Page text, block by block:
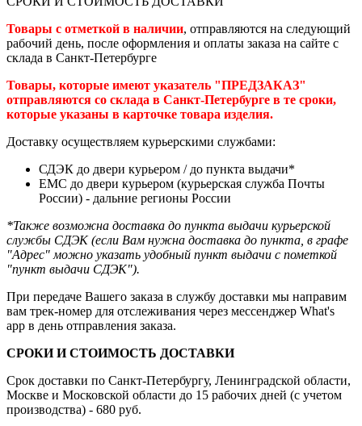
Товары с отметкой в наличии, отправляются на следующий
рабочий день, после оформления и оплаты заказа на сайте с
склада в Санкт-Петербурге
Товары, которые имеют указатель "ПРЕДЗАКАЗ"
отправляются со склада в Санкт-Петербурге в те сроки,
которые указаны в карточке товара изделия.
Доставку осуществляем курьерскими службами:
СДЭК до двери курьером / до пункта выдачи*
ЕМС до двери курьером (курьерская служба Почты
России) - дальние регионы России
*Также возможна доставка до пункта выдачи курьерской
службы СДЭК (если Вам нужна доставка до пункта, в графе
"Адрес" можно указать удобный пункт выдачи с пометкой
"пункт выдачи СДЭК").
При передаче Вашего заказа в службу доставки мы направим
вам трек-номер для отслеживания через мессенджер What's
app в день отправления заказа.
СРОКИ И СТОИМОСТЬ ДОСТАВКИ
Срок доставки по Санкт-Петербургу, Ленинградской области,
Москве и Московской области до 15 рабочих дней (с учетом
производства) - 680 руб.